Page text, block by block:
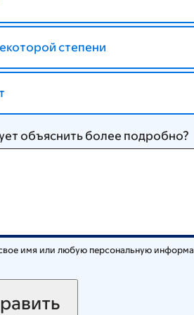
степени
объяснить более подробно?
имя или любую персональную